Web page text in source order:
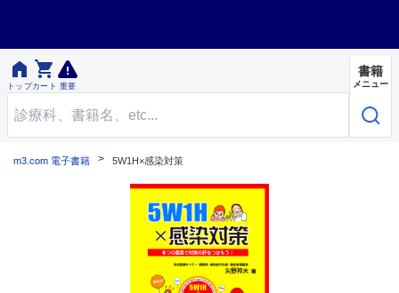

トップ

カート 重要
書籍
メニュー
m3.com 電子書籍 5W1H×感染対策